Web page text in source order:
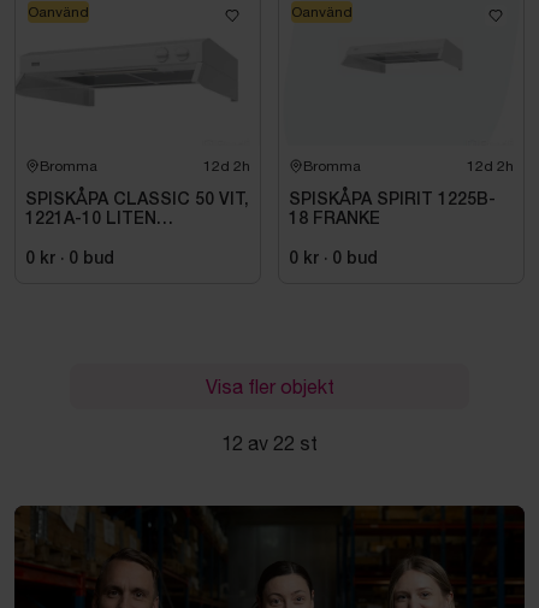
Bromma 12d 2h
SPISKÅPA CLASSIC 50 VIT,
1221A-10 LITEN
0 kr · 0 bud
Oanvänd
Bromma 12d 2h
SPISKÅPA SPIRIT 1225B-
18 FRANKE
0 kr · 0 bud
Oanvänd
Visa fler objekt
12 av 22 st